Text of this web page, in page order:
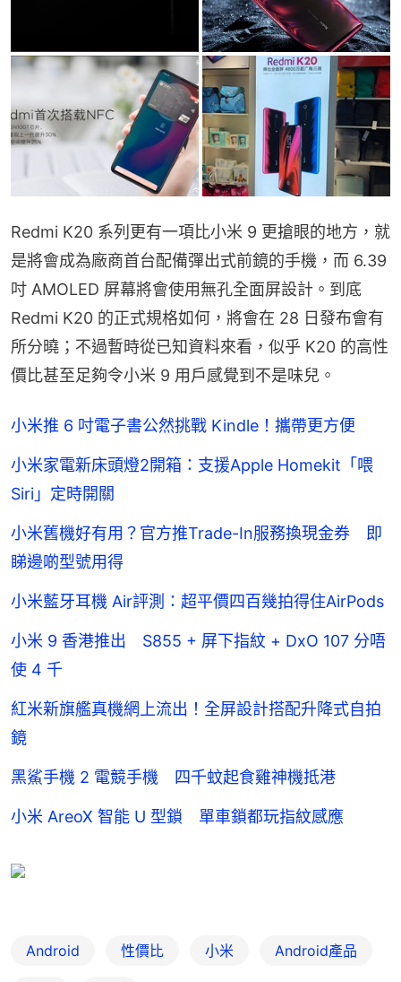
Redmi K20 系列更有一項比小米 9 更搶眼的地方，就
是將會成為廠商首台配備彈出式前鏡的手機，而 6.39
吋 AMOLED 屏幕將會使用無孔全面屏設計。到底
Redmi K20 的正式規格如何，將會在 28 日發布會有
所分曉；不過暫時從已知資料來看，似乎 K20 的高性
價比甚至足夠令小米 9 用戶感覺到不是味兒。
小米推 6 吋電子書公然挑戰 Kindle！攜帶更方便
小米家電新床頭燈2開箱：支援Apple Homekit「喂
Siri」定時開關
小米舊機好有用？官方推Trade-In服務換現金券 即
睇邊啲型號用得
小米藍牙耳機 Air評測：超平價四百幾拍得住AirPods
小米 9 香港推出 S855 + 屏下指紋 + DxO 107 分唔
使 4 千
紅米新旗艦真機網上流出！全屏設計搭配升降式自拍
鏡
黑鯊手機 2 電競手機 四千蚊起食雞神機抵港
小米 AreoX 智能 U 型鎖 單車鎖都玩指紋感應
Android 性價比 小米 Android產品